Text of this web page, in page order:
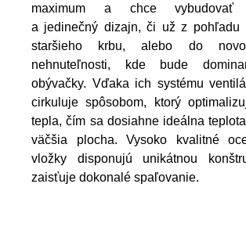
maximum a chce vybudovať
a jedinečný dizajn, či už z pohľadu
staršieho krbu, alebo do novo
nehnuteľnosti, kde bude
obývačky. Vďaka ich systému
cirkuluje spôsobom, ktorý
tepla, čím sa dosiahne ideálna
väčšia plocha. Vysoko kvalitné
vložky disponujú unikátnou
zaisťuje dokonalé spaľovanie.